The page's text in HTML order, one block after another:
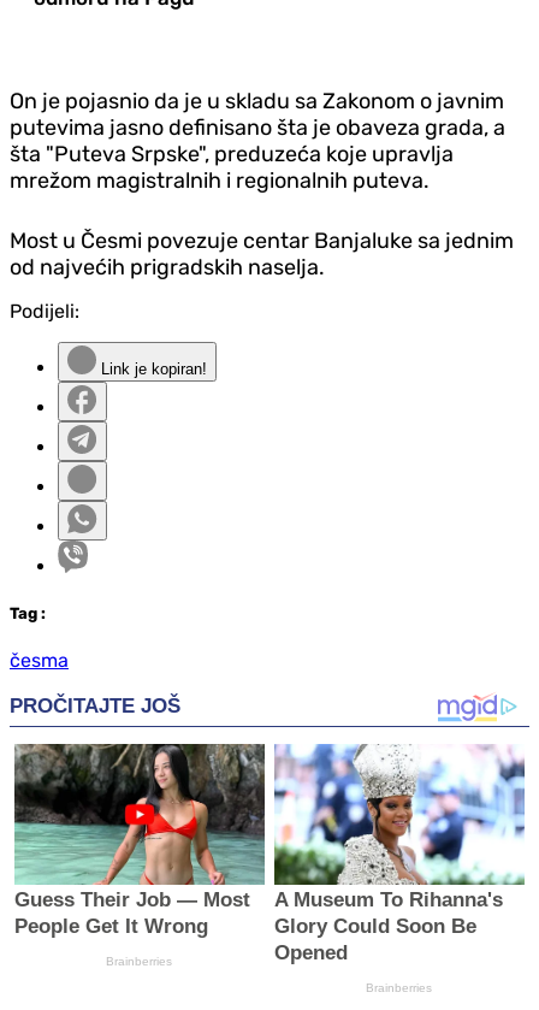
On je pojasnio da je u skladu sa Zakonom o javnim
putevima jasno definisano šta je obaveza grada, a
šta "Puteva Srpske", preduzeća koje upravlja
mrežom magistralnih i regionalnih puteva.
Most u Česmi povezuje centar Banjaluke sa jednim
od najvećih prigradskih naselja.
Podijeli:
Link je kopiran!
Tag :
česma